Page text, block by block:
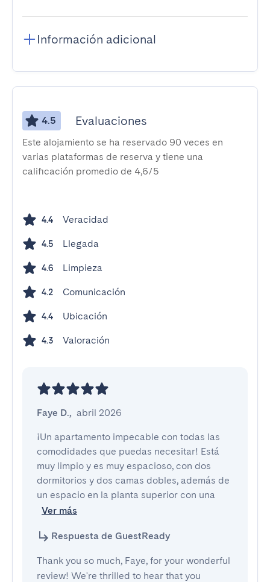
Información adicional
4.5 Evaluaciones
Este alojamiento se ha reservado 90 veces en
varias plataformas de reserva y tiene una
calificación promedio de 4,6/5
4.4 Veracidad
4.5 Llegada
4.6 Limpieza
4.2 Comunicación
4.4 Ubicación
4.3 Valoración
Faye D., abril 2026
¡Un apartamento impecable con todas las
comodidades que puedas necesitar! Está
muy limpio y es muy espacioso, con dos
dormitorios y dos camas dobles, además de
un espacio en la planta superior con una
Ver más
Respuesta de GuestReady
Thank you so much, Faye, for your wonderful
review! We're thrilled to hear that you